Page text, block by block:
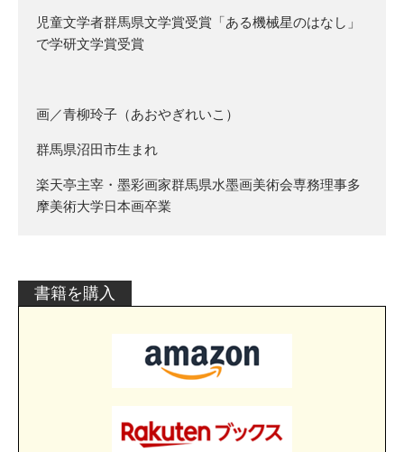
児童文学者群馬県文学賞受賞「ある機械星のはなし」
で学研文学賞受賞
画／青柳玲子（あおやぎれいこ）
群馬県沼田市生まれ
楽天亭主宰・墨彩画家群馬県水墨画美術会専務理事多
摩美術大学日本画卒業
書籍を購入